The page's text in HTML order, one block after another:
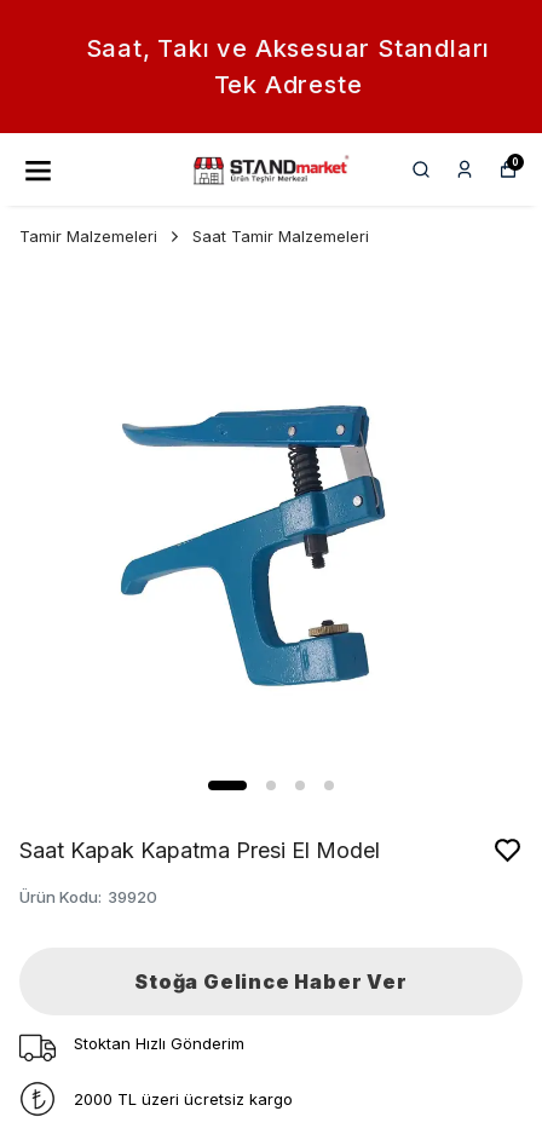
Saat, Takı ve Aksesuar Standları
Tek Adreste
0
Tamir Malzemeleri Saat Tamir Malzemeleri
Saat Kapak Kapatma Presi El Model
Ürün Kodu: 39920
Stoğa Gelince Haber Ver
Stoktan Hızlı Gönderim
2000 TL üzeri ücretsiz kargo